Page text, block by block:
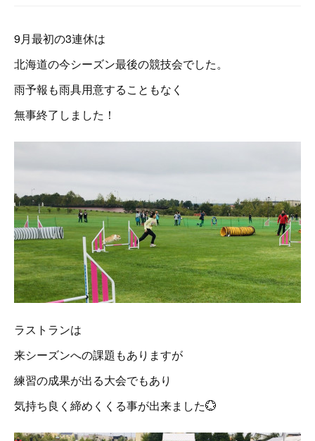
9月最初の3連休は
北海道の今シーズン最後の競技会でした。
雨予報も雨具用意することもなく
無事終了しました！
ラストランは
来シーズンへの課題もありますが
練習の成果が出る大会でもあり
気持ち良く締めくくる事が出来ました💮